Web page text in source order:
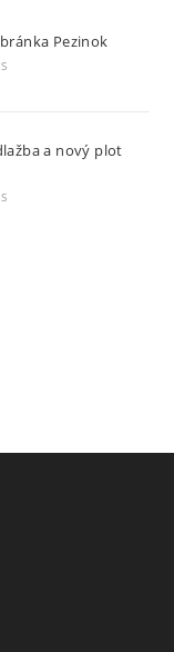
Pezinok
a nový plot